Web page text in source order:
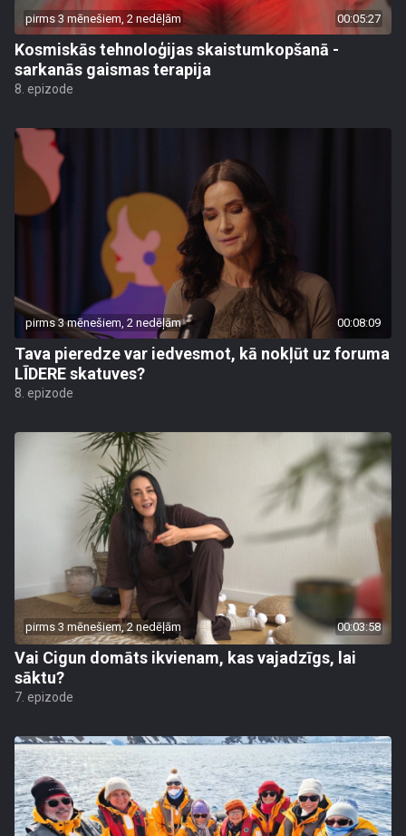
pirms 3 mēnešiem, 2 nedēļām 00:05:27
Kosmiskās tehnoloģijas skaistumkopšanā -
sarkanās gaismas terapija
8. epizode
pirms 3 mēnešiem, 2 nedēļām 00:08:09
Tava pieredze var iedvesmot, kā nokļūt uz foruma
LĪDERE skatuves?
8. epizode
pirms 3 mēnešiem, 2 nedēļām 00:03:58
Vai Cigun domāts ikvienam, kas vajadzīgs, lai
sāktu?
7. epizode